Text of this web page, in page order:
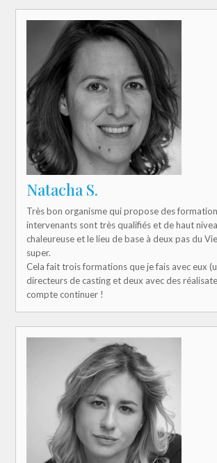
Natacha S.
Très bon organisme qui propose des
intervenants sont très qualifiés et de haut
chaleureuse et le lieu de base à deux pas du
super.
Cela fait trois formations que je fais avec eux
directeurs de casting et deux avec des
compte continuer !